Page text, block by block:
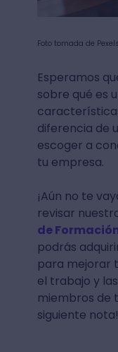
Foto tomada de Pexels.
Esperamos
sobre qué es
diferencia de
escoger a
tu empresa.
¡Aún no te
revisar
de
podrás
para mejorar
el trabajo y
miembros de
siguiente nota!